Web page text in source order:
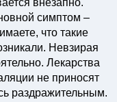
внезапно.
симптом –
что такие
Невзирая
Лекарства
не приносят
раздражительным.